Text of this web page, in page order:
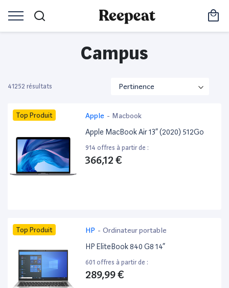
Campus
41252 résultats
Top Produit Apple - Macbook
Apple MacBook Air 13” (2020) 512Go
914 offres à partir de :
366,12 €
Top Produit HP - Ordinateur portable
HP EliteBook 840 G8 14”
601 offres à partir de :
289,99 €